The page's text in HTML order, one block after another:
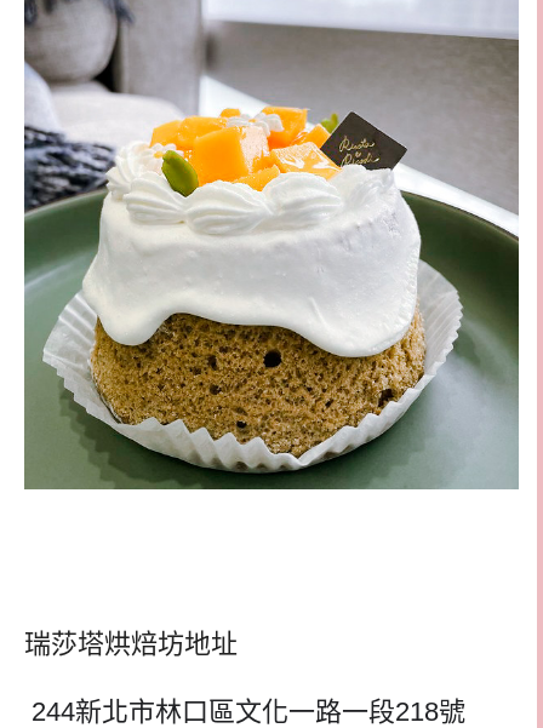
瑞莎塔烘焙坊地址
244新北市林口區文化一路一段218號